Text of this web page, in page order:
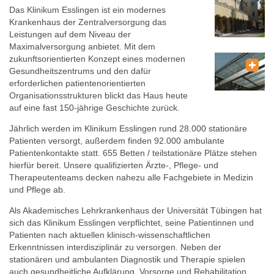
Das Klinikum Esslingen ist ein modernes
Krankenhaus der Zentralversorgung das
Leistungen auf dem Niveau der
Maximalversorgung anbietet. Mit dem
zukunftsorientierten Konzept eines modernen
Gesundheitszentrums und den dafür
erforderlichen patientenorientierten
Organisationsstrukturen blickt das Haus heute
auf eine fast 150-jährige Geschichte zurück.
Jährlich werden im Klinikum Esslingen rund 28.000 stationäre
Patienten versorgt, außerdem finden 92.000 ambulante
Patientenkontakte statt. 655 Betten / teilstationäre Plätze stehen
hierfür bereit. Unsere qualifizierten Ärzte-, Pflege- und
Therapeutenteams decken nahezu alle Fachgebiete in Medizin
und Pflege ab.
Als Akademisches Lehrkrankenhaus der Universität Tübingen hat
sich das Klinikum Esslingen verpflichtet, seine Patientinnen und
Patienten nach aktuellen klinisch-wissenschaftlichen
Erkenntnissen interdisziplinär zu versorgen. Neben der
stationären und ambulanten Diagnostik und Therapie spielen
auch gesundheitliche Aufklärung, Vorsorge und Rehabilitation